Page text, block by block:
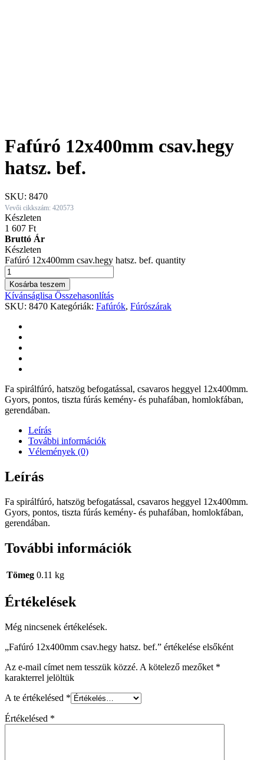
Fafúró 12x400mm csav.hegy
hatsz. bef.
SKU: 8470
Vevői cikkszám: 420573
Készleten
1 607 Ft
Bruttó Ár
Készleten
Fafúró 12x400mm csav.hegy hatsz. bef. quantity
Kosárba teszem
Kívánságlisa Összehasonlítás
SKU: 8470 Kategóriák: Fafúrók, Fúrószárak
Fa spirálfúró, hatszög befogatással, csavaros heggyel 12x400mm.
Gyors, pontos, tiszta fúrás kemény- és puhafában, homlokfában,
gerendában.
Leírás
További információk
Vélemények (0)
Leírás
Fa spirálfúró, hatszög befogatással, csavaros heggyel 12x400mm.
Gyors, pontos, tiszta fúrás kemény- és puhafában, homlokfában,
gerendában.
További információk
Tömeg 0.11 kg
Értékelések
Még nincsenek értékelések.
„Fafúró 12x400mm csav.hegy hatsz. bef.” értékelése elsőként
Az e-mail címet nem tesszük közzé. A kötelező mezőket *
karakterrel jelöltük
A te értékelésed *
Értékelésed *